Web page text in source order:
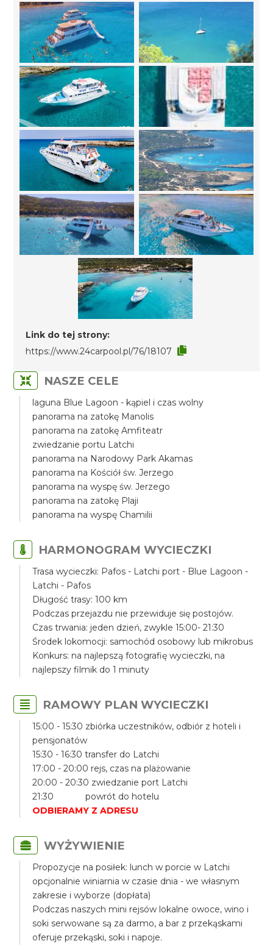
Link do tej strony:
https://www.24carpool.pl/76/18107
NASZE CELE
laguna Blue Lagoon - kąpiel i czas wolny
panorama na zatokę Manolis
panorama na zatokę Amfiteatr
zwiedzanie portu Latchi
panorama na Narodowy Park Akamas
panorama na Kościół św. Jerzego
panorama na wyspę św. Jerzego
panorama na zatokę Plaji
panorama na wyspę Chamilii
HARMONOGRAM WYCIECZKI
Trasa wycieczki: Pafos - Latchi port - Blue Lagoon -
Latchi - Pafos
Długość trasy: 100 km
Podczas przejazdu nie przewiduje się postojów.
Czas trwania: jeden dzień, zwykle 15:00- 21:30
Środek lokomocji: samochód osobowy lub mikrobus
Konkurs: na najlepszą fotografię wycieczki, na
najlepszy filmik do 1 minuty
RAMOWY PLAN WYCIECZKI
15:00 - 15:30 zbiórka uczestników, odbiór z hoteli i
pensjonatów
15:30 - 16:30 transfer do Latchi
17:00 - 20:00 rejs, czas na plażowanie
20:00 - 20:30 zwiedzanie port Latchi
21:30 powrót do hotelu
ODBIERAMY Z ADRESU
WYŻYWIENIE
Propozycje na posiłek: lunch w porcie w Latchi
opcjonalnie winiarnia w czasie dnia - we własnym
zakresie i wyborze (dopłata)
Podczas naszych mini rejsów lokalne owoce, wino i
soki serwowane są za darmo, a bar z przekąskami
oferuje przekąski, soki i napoje.